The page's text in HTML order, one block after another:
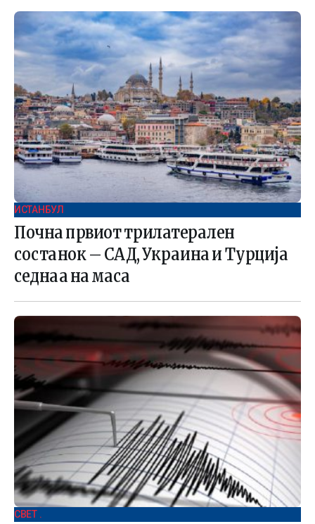
ИСТАНБУЛ
Почна првиот трилатерален
состанок – САД, Украина и Турција
седнаа на маса
СВЕТ .